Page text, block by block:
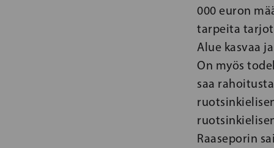
000 euron
tarpeita
Alue kasvaa
On myös
saa
Raaseporin